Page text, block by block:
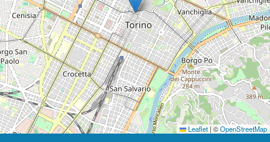
Leaflet | ©OpenStreetMap